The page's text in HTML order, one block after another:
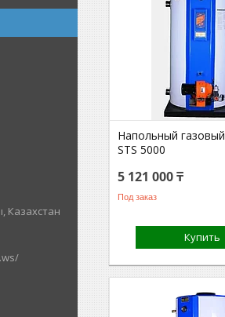
Казахстан
Напольный
STS 5000
5 121 000 ₸
Под заказ
Купить